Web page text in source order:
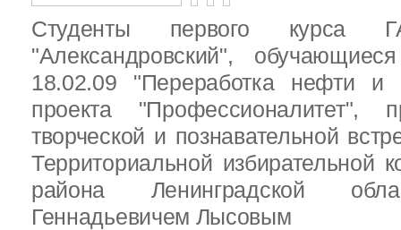
Студенты первого
"Александровский",
18.02.09 "Переработка нефти и
проекта "Профессионалитет",
творческой и познавательной
Территориальной избирательной
района Ленинградской
Геннадьевичем Лысовым